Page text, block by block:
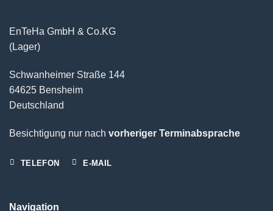
EnTeHa GmbH & Co.KG
(Lager)
Schwanheimer Straße 144
64625 Bensheim
Deutschland
Besichtigung nur nach vorheriger Terminabsprache
TELEFON E-MAIL
Navigation